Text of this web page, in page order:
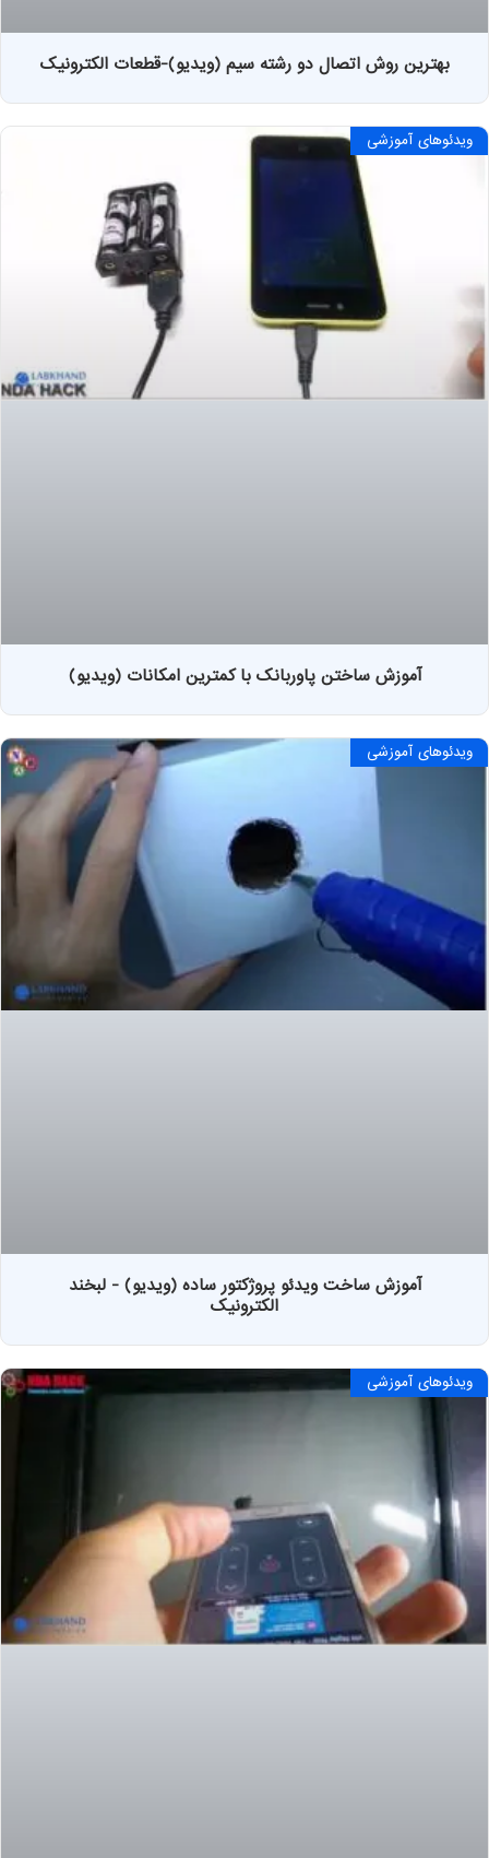
بهترین روش اتصال دو رشته سیم (ویدیو)-قطعات الکترونیک
ویدئوهای آموزشی
آموزش ساختن پاوربانک با کمترین امکانات (ویدیو)
ویدئوهای آموزشی
آموزش ساخت ویدئو پروژکتور ساده (ویدیو) - لبخند
الکترونیک
ویدئوهای آموزشی